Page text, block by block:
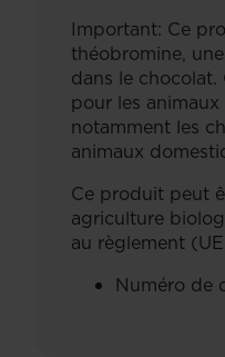
Important: Ce
théobromine,
dans le
pour les
notamment les
animaux
Ce produit peut
agriculture
au règlement
Numéro de